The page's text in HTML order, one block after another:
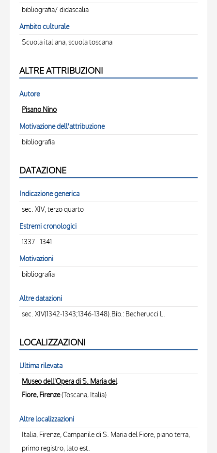
bibliografia/ didascalia
Ambito culturale
Scuola italiana, scuola toscana
ALTRE ATTRIBUZIONI
Autore
Pisano Nino
Motivazione dell'attribuzione
bibliografia
DATAZIONE
Indicazione generica
sec. XIV, terzo quarto
Estremi cronologici
1337 - 1341
Motivazioni
bibliografia
Altre datazioni
sec. XIV(1342-1343;1346-1348).Bib.: Becherucci L.
LOCALIZZAZIONI
Ultima rilevata
Museo dell'Opera di S. Maria del
Fiore, Firenze(Toscana, Italia)
Altre localizzazioni
Italia, Firenze, Campanile di S. Maria del Fiore, piano terra,
primo registro, lato est.